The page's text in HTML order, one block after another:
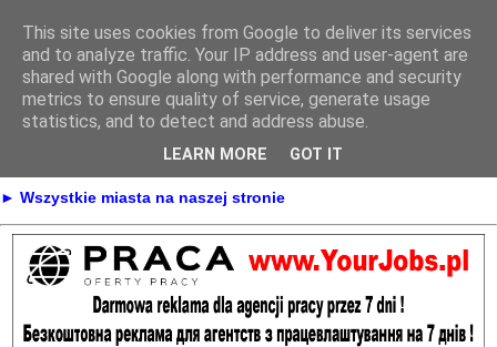
Praca
► KONTAKT ► REKLAMA
► Praca Oferty pracy na terenie całej Polski
► Wszystkie miasta na naszej stronie
This site uses cookies from Google to deliver its services
and to analyze traffic. Your IP address and user-agent are
shared with Google along with performance and security
metrics to ensure quality of service, generate usage
statistics, and to detect and address abuse.
LEARN MORE GOT IT